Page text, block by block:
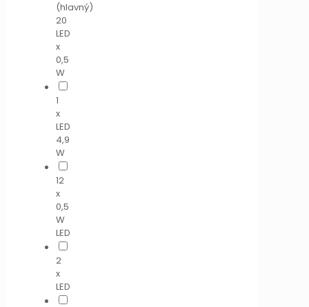
(hlavný)
20
LED
x
0,5
W
1
x
LED
4,9
W
12
x
0,5
W
LED
2
x
LED